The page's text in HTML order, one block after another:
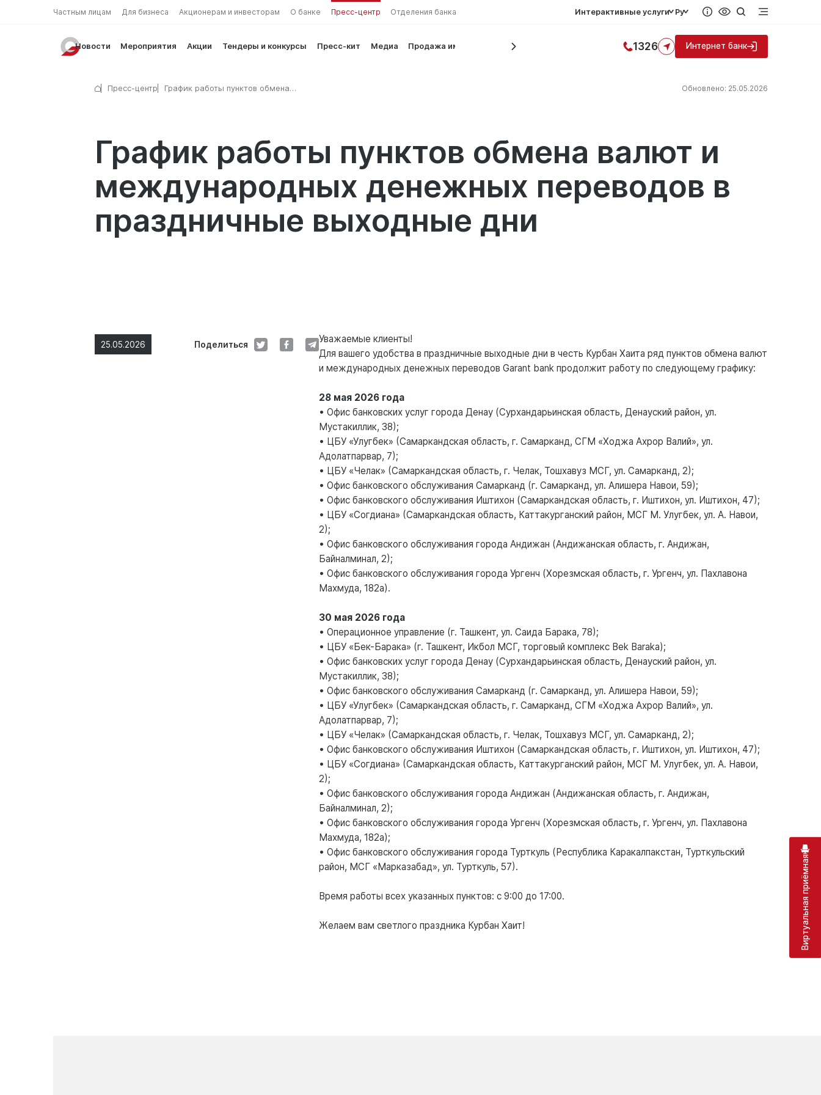
Частным лицам Для бизнеса Акционерам и инвесторам О банке Пресс-центр Отделения банка Интерактивные услуги Ру
Новости Мероприятия Акции Тендеры и конкурсы Пресс-кит Медиа Продажа имущества 1326 Интернет банк
Пресс-центр
График работы пунктов обмена
Обновлено: 25.05.2026
График работы пунктов обмена валют и
международных денежных переводов в
праздничные выходные дни
25.05.2026 Поделиться
Уважаемые клиенты!
Для вашего удобства в праздничные выходные дни в честь Курбан Хаита ряд пунктов обмена валют
и международных денежных переводов Garant bank продолжит работу по следующему графику:
28 мая 2026 года
• Офис банковских услуг города Денау (Сурхандарьинская область, Денауский район, ул.
Мустакиллик, 38);
• ЦБУ «Улугбек» (Самаркандская область, г. Самарканд, СГМ «Ходжа Ахрор Валий», ул.
Адолатпарвар, 7);
• ЦБУ «Челак» (Самаркандская область, г. Челак, Тошхавуз МСГ, ул. Самарканд, 2);
• Офис банковского обслуживания Самарканд (г. Самарканд, ул. Алишера Навои, 59);
• Офис банковского обслуживания Иштихон (Самаркандская область, г. Иштихон, ул. Иштихон, 47);
• ЦБУ «Согдиана» (Самаркандская область, Каттакурганский район, МСГ М. Улугбек, ул. А. Навои,
2);
• Офис банковского обслуживания города Андижан (Андижанская область, г. Андижан,
Байналминал, 2);
• Офис банковского обслуживания города Ургенч (Хорезмская область, г. Ургенч, ул. Пахлавона
Махмуда, 182а).
30 мая 2026 года
• Операционное управление (г. Ташкент, ул. Саида Барака, 78);
• ЦБУ «Бек-Барака» (г. Ташкент, Икбол МСГ, торговый комплекс Bek Baraka);
• Офис банковских услуг города Денау (Сурхандарьинская область, Денауский район, ул.
Мустакиллик, 38);
• Офис банковского обслуживания Самарканд (г. Самарканд, ул. Алишера Навои, 59);
• ЦБУ «Улугбек» (Самаркандская область, г. Самарканд, СГМ «Ходжа Ахрор Валий», ул.
Адолатпарвар, 7);
• ЦБУ «Челак» (Самаркандская область, г. Челак, Тошхавуз МСГ, ул. Самарканд, 2);
• Офис банковского обслуживания Иштихон (Самаркандская область, г. Иштихон, ул. Иштихон, 47);
• ЦБУ «Согдиана» (Самаркандская область, Каттакурганский район, МСГ М. Улугбек, ул. А. Навои,
2);
• Офис банковского обслуживания города Андижан (Андижанская область, г. Андижан,
Байналминал, 2);
• Офис банковского обслуживания города Ургенч (Хорезмская область, г. Ургенч, ул. Пахлавона
Махмуда, 182а);
• Офис банковского обслуживания города Турткуль (Республика Каракалпакстан, Турткульский
район, МСГ «Марказабад», ул. Турткуль, 57).
Время работы всех указанных пунктов: с 9:00 до 17:00.
Желаем вам светлого праздника Курбан Хаит! Виртуальная приёмная